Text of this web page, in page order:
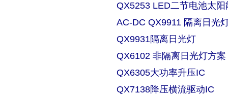
QX5253 LED二节电池太
AC-DC QX9911 隔离日光
QX9931隔离日光灯
QX6102 非隔离日光灯方案
QX6305大功率升压IC
QX7138降压横流驱动IC